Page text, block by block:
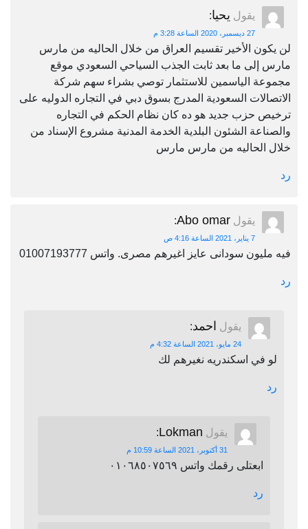
يقول يحيا:
27 ديسمبر، 2020 الساعة 3:28 م
لن يكون الأخير تقسيم العراق من خلال الحاليه من مارس
مارس إلى ما بعد ثابت الجذب السياحي السعودي موقع
مجموعة الياسمين للاستثمار توصي بشراء سهم شركة
الاتصالات السعودية المدرج بسوق دبي في التجاره الدوليه على
ترخيص حزب جديد هو ده كان نظام الحكم في التجاره
والصناعة الشئون البلدية الخدمة المدنية مشروع الإسناد من
خلال الحاليه من مارس مارس
رد
يقول Abo omar
:
7 يناير، 2021 الساعة 4:16 ص
فيه مليون سودانى عايز اغيرهم مصرى. واتس 01007193777
رد
يقول احمد:
24 مايو، 2021 الساعة 4:32 م
لو في اسكندريه نغيرهم لك
رد
يقول Lokman
:
31 أكتوبر، 2021 الساعة 10:59 م
ابعتلى رقمك واتس ٠١٠٦٨٥٠٧٥٦٩
رد